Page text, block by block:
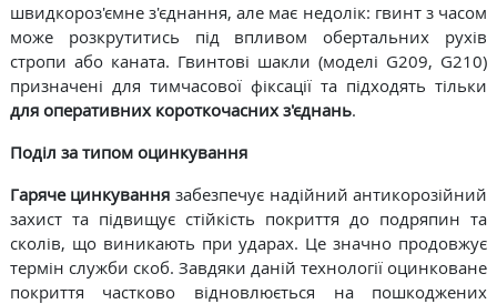
швидкороз'ємне з'єднання, але має недолік: гвинт з часом
може розкрутитись під впливом обертальних рухів
стропи або каната. Гвинтові шакли (моделі G209, G210)
призначені для тимчасової фіксації та підходять тільки
для оперативних короткочасних з'єднань.
Поділ за типом оцинкування
Гаряче цинкування забезпечує надійний антикорозійний
захист та підвищує стійкість покриття до подряпин та
сколів, що виникають при ударах. Це значно продовжує
термін служби скоб. Завдяки даній технології оцинковане
покриття частково відновлюється на пошкоджених